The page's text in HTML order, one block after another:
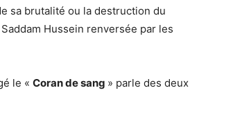
sa brutalité ou la destruction du
Hussein renversée par les
le « Coran de sang » parle des deux